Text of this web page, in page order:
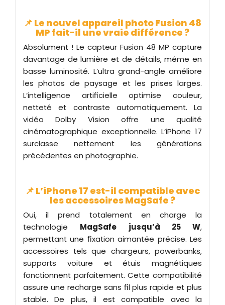
📌 Le nouvel appareil photo Fusion 48
MP fait-il une vraie différence ?
Absolument ! Le capteur Fusion 48 MP capture
davantage de lumière et de détails, même en
basse luminosité. L’ultra grand-angle améliore
les photos de paysage et les prises larges.
L’intelligence artificielle optimise couleur,
netteté et contraste automatiquement. La
vidéo Dolby Vision offre une qualité
cinématographique exceptionnelle. L’iPhone 17
surclasse nettement les générations
précédentes en photographie.
📌 L’iPhone 17 est-il compatible avec
les accessoires MagSafe ?
Oui, il prend totalement en charge la
technologie MagSafe jusqu’à 25 W,
permettant une fixation aimantée précise. Les
accessoires tels que chargeurs, powerbanks,
supports voiture et étuis magnétiques
fonctionnent parfaitement. Cette compatibilité
assure une recharge sans fil plus rapide et plus
stable. De plus, il est compatible avec la